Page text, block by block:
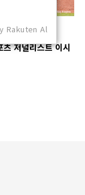
저널리스트 이시
Rakuten Al